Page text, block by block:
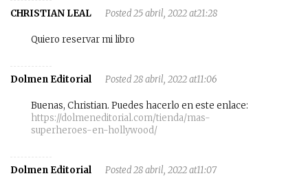
CHRISTIAN LEAL Posted 25 abril, 2022 at21:28
Quiero reservar mi libro
Dolmen Editorial Posted 28 abril, 2022 at11:06
Buenas, Christian. Puedes hacerlo en este enlace:
https://dolmeneditorial.com/tienda/mas-
superheroes-en-hollywood/
Dolmen Editorial Posted 28 abril, 2022 at11:07